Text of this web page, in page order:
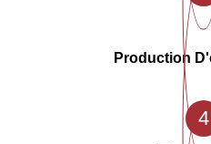
Production
4